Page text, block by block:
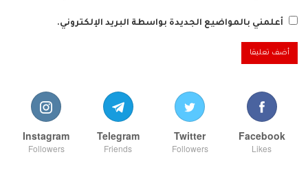
أعلمني بالمواضيع الجديدة بواسطة البريد الإلكتروني.
Facebook
Likes
Twitter
Followers
Telegram
Friends
Instagram
Followers